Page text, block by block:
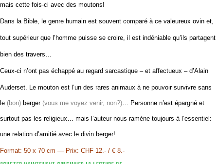
mais cette fois-ci avec des moutons!
Dans la Bible, le genre humain est souvent comparé à ce valeureux ovin et,
tout supérieur que l’homme puisse se croire, il est indéniable qu’ils partagent
bien des travers…
Ceux-ci n’ont pas échappé au regard sarcastique – et affectueux – d’Alain
Auderset. Le mouton est l’un des rares animaux à ne pouvoir survivre sans
le (bon) berger (vous me voyez venir, non?) Personne n’est épargné et
surtout pas les religieux… mais l’auteur nous ramène toujours à l’essentiel:
une relation d’amitié avec le divin berger!
Format: 50 x 70 cm — Prix: CHF 12.- / € 8.-